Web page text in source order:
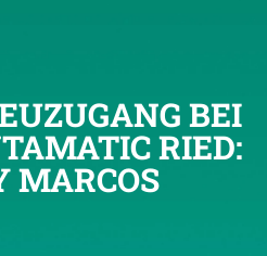
BEI
RIED:
MARCOS